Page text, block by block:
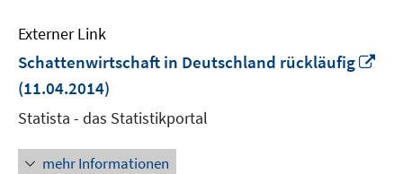
Externer Link
Schattenwirtschaft in Deutschland rückläufig
(11.04.2014)
Statista - das Statistikportal
mehr Informationen